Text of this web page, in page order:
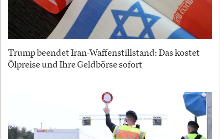
Trump beendet Iran-Waffenstillstand: Das kostet
Ölpreise und Ihre Geldbörse sofort